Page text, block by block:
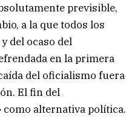
previsible,
a la que todos los
del ocaso del
en la primera
del oficialismo fuera
El fin del
alternativa política.